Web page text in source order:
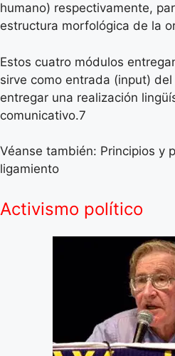
humano) respectivamente,
estructura morfológica de la
Estos cuatro módulos
sirve como entrada (input)
entregar una realización
comunicativo.7
Véanse también: Principios y
ligamiento
Activismo político